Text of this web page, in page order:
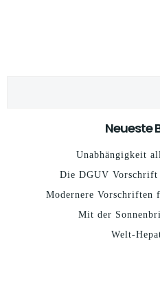
Neueste
Unabhängigkeit
Die DGUV
Modernere Vorschriften
Mit der
Welt-